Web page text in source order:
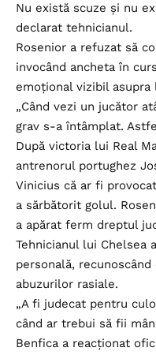
Nu există scuze și nu
declarat tehnicianul.
Rosenior a refuzat să
invocând ancheta în
emoțional vizibil asupra
„Când vezi un jucător
grav s-a întâmplat.
După victoria lui Real
antrenorul portughez
Vinicius că ar fi
a sărbătorit golul.
a apărat ferm dreptul
Tehnicianul lui Chelsea
personală,
abuzurilor rasiale.
„A fi judecat pentru
când ar trebui să fii
Benfica a reacționat